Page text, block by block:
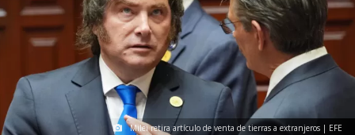
Milei retira artículo de venta de tierras a extranjeros | EFE